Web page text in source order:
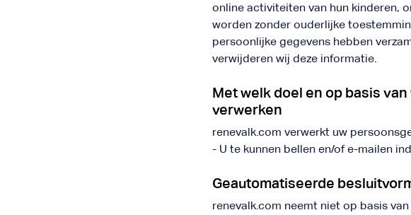
online activiteiten van hun kinderen,
worden zonder ouderlijke
persoonlijke gegevens hebben
verwijderen wij deze informatie.
Met welk doel en op basis
verwerken
renevalk.com verwerkt uw
- U te kunnen bellen en/of e-mailen
Geautomatiseerde
renevalk.com neemt niet op basis